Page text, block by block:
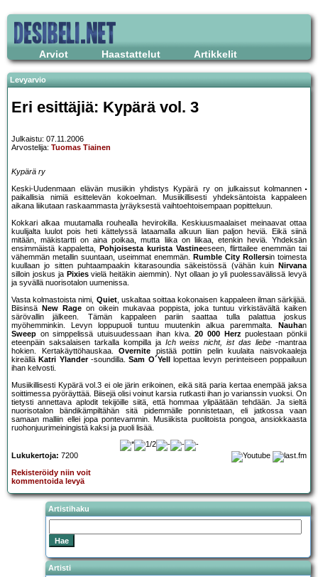
Arviot Haastattelut Artikkelit
Levyarvio
Eri esittäjiä: Kypärä vol. 3
Julkaistu: 07.11.2006
Arvostelija: Tuomas Tiainen
Kypärä ry
Keski-Uudenmaan elävän musiikin yhdistys Kypärä ry on julkaissut kolmannen
paikallisia nimiä esittelevän kokoelman. Musiikillisesti yhdeksäntoista kappaleen
aikana liikutaan raskaammasta jyräyksestä vaihtoehtoisempaan popitteluun.
Kokkari alkaa muutamalla rouhealla hevirokilla. Keskiuusmaalaiset meinaavat ottaa
kuulijalta luulot pois heti kättelyssä lataamalla alkuun liian paljon heviä. Eikä siinä
mitään, mäkistartti on aina poikaa, mutta liika on liikaa, etenkin heviä. Yhdeksän
ensimmäistä kappaletta,
Pohjoisesta kurista Vastineeseen, flirttailee enemmän tai
vähemmän metallin suuntaan, useimmat enemmän. Rumble City Rollersin toimesta
kuullaan jo sitten puhtaampaakin kitarasoundia säkeistössä (vähän kuin
Nirvana
silloin joskus ja Pixiesvielä heitäkin aiemmin). Nyt ollaan jo yli puolessavälissä levyä
ja syvällä nuorisotalon uumenissa.
Vasta kolmastoista nimi, Quiet, uskaltaa soittaa kokonaisen kappaleen ilman särkijää.
Biisinsä
New Rage on oikein mukavaa poppista, joka tuntuu virkistävältä kaiken
särövallin jälkeen. Tämän kappaleen pariin saattaa tulla palattua joskus
myöhemminkin. Levyn loppupuoli tuntuu muutenkin alkua paremmalta.
Nauhan
Sweep on simppelissä utuisuudessaan ihan kiva.20 000 Herzpuolestaan pönkii
eteenpäin saksalaisen tarkalla kompilla ja Ich weiss nicht, ist das liebe -mantraa
hokien. Kertakäyttöhauskaa.Overnite pistää pottiin pelin kuulaita naisvokaaleja
kireällä Katri Ylander-soundilla.Sam O´Yell
lopettaa levyn perinteiseen poppailuun
ihan kelvosti.
Musiikillisesti Kypärä vol.3 ei ole järin erikoinen, eikä sitä paria kertaa enempää jaksa
soittimessa pyöräyttää. Biisejä olisi voinut karsia rutkasti ihan jo varianssin vuoksi. On
tietysti annettava aplodit tekijöille siitä, että hommaa ylipäätään tehdään. Ja sieltä
nuorisotalon bändikämpiltähän sitä pidemmälle ponnistetaan, eli jatkossa vaan
samaan malliin ellei jopa pontevammin. Musiikista puolitoista pongoa, ansiokkaasta
ruohonjuurimeiningistä kaksi ja puoli lisää.
Lukukertoja: 7200
Rekisteröidy niin voit
kommentoida levyä
Artistihaku
Artisti